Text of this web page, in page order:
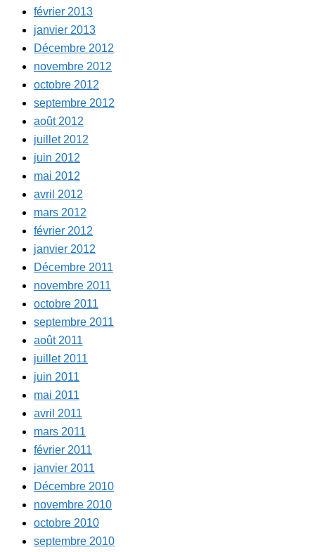
février 2013
janvier 2013
Décembre 2012
novembre 2012
octobre 2012
septembre 2012
août 2012
juillet 2012
juin 2012
mai 2012
avril 2012
mars 2012
février 2012
janvier 2012
Décembre 2011
novembre 2011
octobre 2011
septembre 2011
août 2011
juillet 2011
juin 2011
mai 2011
avril 2011
mars 2011
février 2011
janvier 2011
Décembre 2010
novembre 2010
octobre 2010
septembre 2010